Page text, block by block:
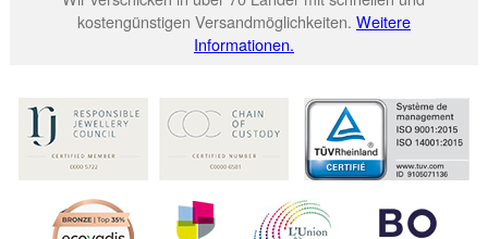
kostengünstigen Versandmöglichkeiten. Weitere
Informationen.